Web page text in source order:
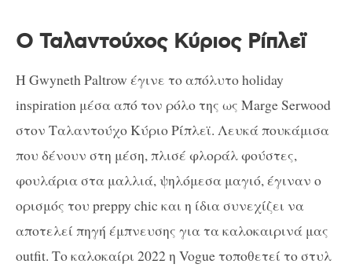
Ο Ταλαντούχος Κύριος Ρίπλεϊ
Η Gwyneth Paltrow έγινε το απόλυτο holiday
inspiration μέσα από τον ρόλο της ως Marge Serwood
στον Ταλαντούχο Κύριο Ρίπλεϊ. Λευκά πουκάμισα
που δένουν στη μέση, πλισέ φλοράλ φούστες,
φουλάρια στα μαλλιά, ψηλόμεσα μαγιό, έγιναν ο
ορισμός του preppy chic και η ίδια συνεχίζει να
αποτελεί πηγή έμπνευσης για τα καλοκαιρινά μας
outfit. Το καλοκαίρι 2022 η Vogue τοποθετεί το στυλ